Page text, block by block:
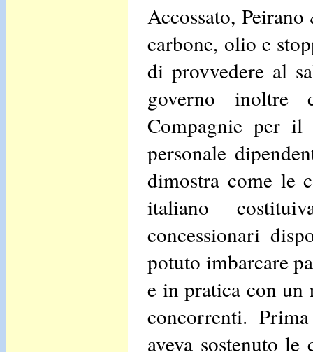
Accossato,
carbone, olio e
di provvedere al
governo inoltre
Compagnie per
personale
dimostra come le
italiano
concessionari
potuto imbarcare
e in pratica con un
concorrenti.
aveva sostenuto le